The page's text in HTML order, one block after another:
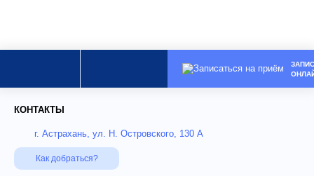
КОНТАКТЫ
г. Астрахань, ул. Н. Островского, 130 А
Как добраться?